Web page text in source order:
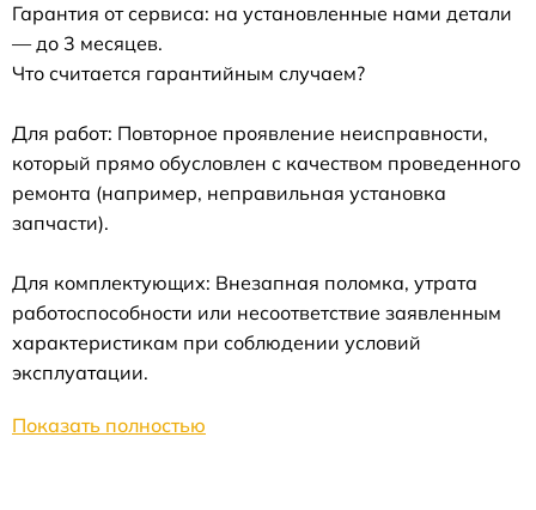
Гарантия от сервиса: на установленные нами детали
— до 3 месяцев.
Что считается гарантийным случаем?
Для работ: Повторное проявление неисправности,
который прямо обусловлен с качеством проведенного
ремонта (например, неправильная установка
запчасти).
Для комплектующих: Внезапная поломка, утрата
работоспособности или несоответствие заявленным
характеристикам при соблюдении условий
эксплуатации.
Показать полностью